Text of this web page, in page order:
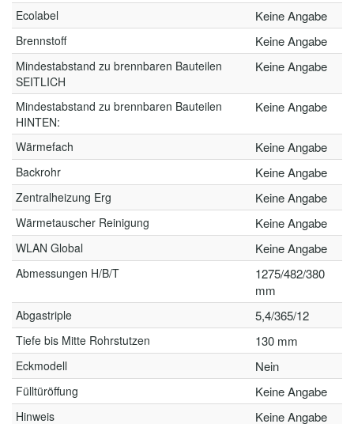
Ecolabel Keine Angabe
Brennstoff Keine Angabe
Mindestabstand zu brennbaren Bauteilen
SEITLICH
Keine Angabe
Mindestabstand zu brennbaren Bauteilen
HINTEN:
Keine Angabe
Wärmefach Keine Angabe
Backrohr Keine Angabe
Zentralheizung Erg Keine Angabe
Wärmetauscher Reinigung Keine Angabe
WLAN Global Keine Angabe
Abmessungen H/B/T
1275/482/380
mm
Abgastriple 5,4/365/12
Tiefe bis Mitte Rohrstutzen 130 mm
Eckmodell Nein
Fülltüröffung Keine Angabe
Hinweis Keine Angabe